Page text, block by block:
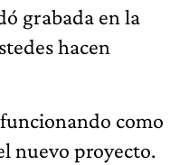
grabada en la
hacen
como
nuevo proyecto.